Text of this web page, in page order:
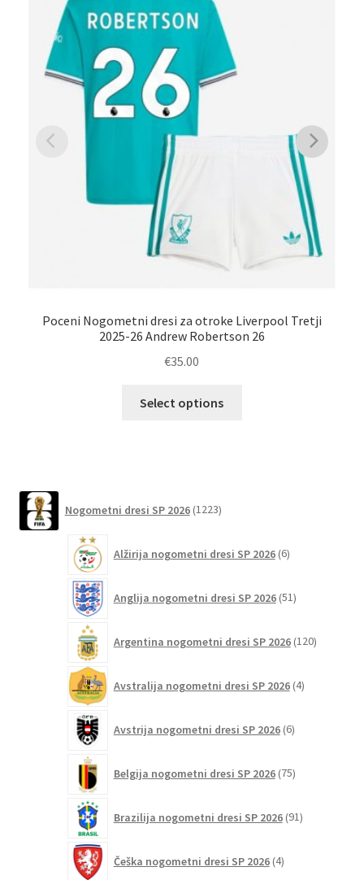
Poceni Nogometni dresi za otroke Liverpool Tretji
2025-26 Andrew Robertson 26
€35.00
Select options
na
izdelka
Nogometni dresi SP 2026 1223izdelkov
Alžirija nogometni dresi SP 2026 6izdelkov
Anglija nogometni dresi SP 2026 51izdelkov
Argentina nogometni dresi SP 2026 120izdelkov
Avstralija nogometni dresi SP 2026 4izdelki
Avstrija nogometni dresi SP 2026 6izdelkov
Belgija nogometni dresi SP 2026 75izdelkov
Brazilija nogometni dresi SP 2026 91izdelkov
Češka nogometni dresi SP 2026 4izdelki